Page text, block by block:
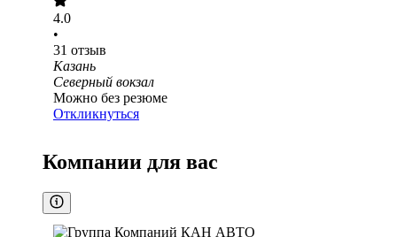
4.0
•
31 отзыв
Казань
Северный вокзал
Можно без резюме
Откликнуться
Компании для вас